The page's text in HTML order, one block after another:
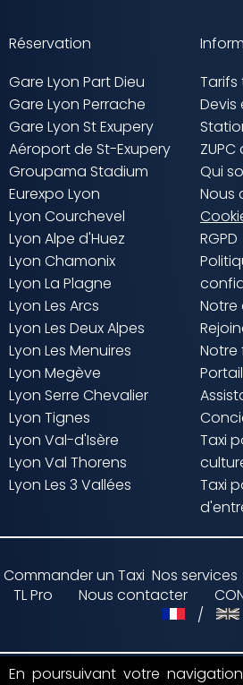
Réservation
Gare Lyon Part Dieu
Gare Lyon Perrache
Gare Lyon St Exupery
Aéroport de St-Exupery
Groupama Stadium
Eurexpo Lyon
Lyon Courchevel
Lyon Alpe d'Huez
Lyon Chamonix
Lyon La Plagne
Lyon Les Arcs
Lyon Les Deux Alpes
Lyon Les Menuires
Lyon Megève
Lyon Serre Chevalier
Lyon Tignes
Lyon Val-d'Isère
Lyon Val Thorens
Lyon Les 3 Vallées
Tarifs
Qui
Nous
RGPD
Notre
Notre
Taxi
Taxi
Commander un Taxi Nos services
TL Pro
Nous contacter
/
En poursuivant votre